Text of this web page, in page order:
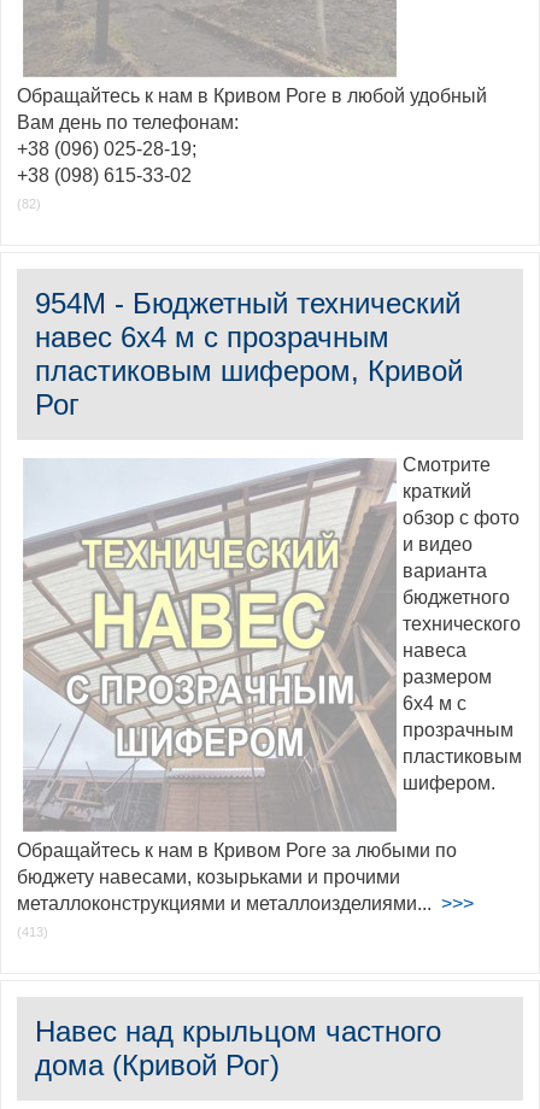
Обращайтесь к нам в Кривом Роге в любой удобный
Вам день по телефонам:
+38 (096) 025-28-19;
+38 (098) 615-33-02
(82)
954M - Бюджетный технический
навес 6х4 м с прозрачным
пластиковым шифером, Кривой
Рог
Смотрите
краткий
обзор с фото
и видео
варианта
бюджетного
технического
навеса
размером
6х4 м с
прозрачным
пластиковым
шифером.
Обращайтесь к нам в Кривом Роге за любыми по
бюджету навесами, козырьками и прочими
металлоконструкциями и металлоизделиями... >>>
(413)
Навес над крыльцом частного
дома (Кривой Рог)